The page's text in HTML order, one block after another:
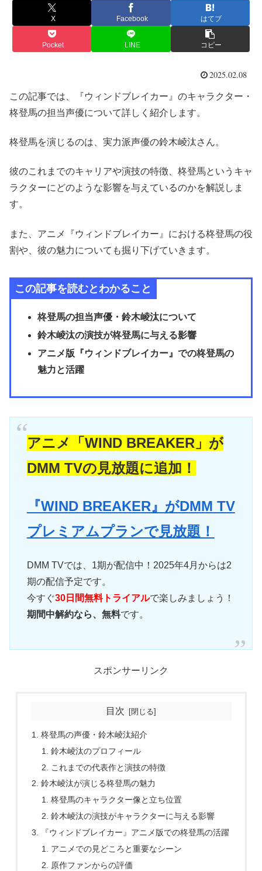
X Facebook はてブ
Pocket LINE コピー
2025.02.08
この記事では、『ウィンドブレイカー』のキャラクター・
柊登馬の担当声優について詳しく紹介します。
柊登馬を演じるのは、実力派声優の鈴木崚汰さん。
彼のこれまでのキャリアや演技の特徴、柊登馬というキャ
ラクターにどのような影響を与えているのかを解説しま
す。
また、アニメ『ウィンドブレイカー』における柊登馬の役
割や、彼の魅力についても掘り下げていきます。
この記事を読むとわかること
柊登馬の担当声優・鈴木崚汰について
鈴木崚汰の演技が柊登馬に与える影響
アニメ版『ウィンドブレイカー』での柊登馬の
魅力と活躍
アニメ「WIND BREAKER」が
DMM TVの見放題に追加！
『WIND BREAKER』がDMM TV
プレミアムプランで見放題！
DMM TVでは、1期が配信中！2025年4月からは2
期の配信予定です。
今すぐ30日間無料トライアルで楽しみましょう！
期間中解約なら、無料です。
スポンサーリンク
目次
柊登馬の声優・鈴木崚汰紹介
鈴木崚汰のプロフィール
これまでの代表作と演技の特徴
鈴木崚汰が演じる柊登馬の魅力
柊登馬のキャラクター像と立ち位置
鈴木崚汰の演技がキャラクターに与える影響
『ウィンドブレイカー』アニメ版での柊登馬の活躍
アニメでの見どころと重要なシーン
原作ファンからの評価